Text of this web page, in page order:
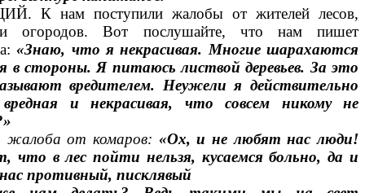
К нам поступили жалобы от жителей лесов,
огородов. Вот послушайте, что нам пишет
«Знаю, что я некрасивая. Многие шарахаются
в стороны. Я питаюсь листвой деревьев. За это
вредителем. Неужели я действительно
и некрасивая, что совсем никому не
жалоба от комаров: «Ох, и не любят нас люди!
что в лес пойти нельзя, кусаемся больно, да и
нас противный, писклявый